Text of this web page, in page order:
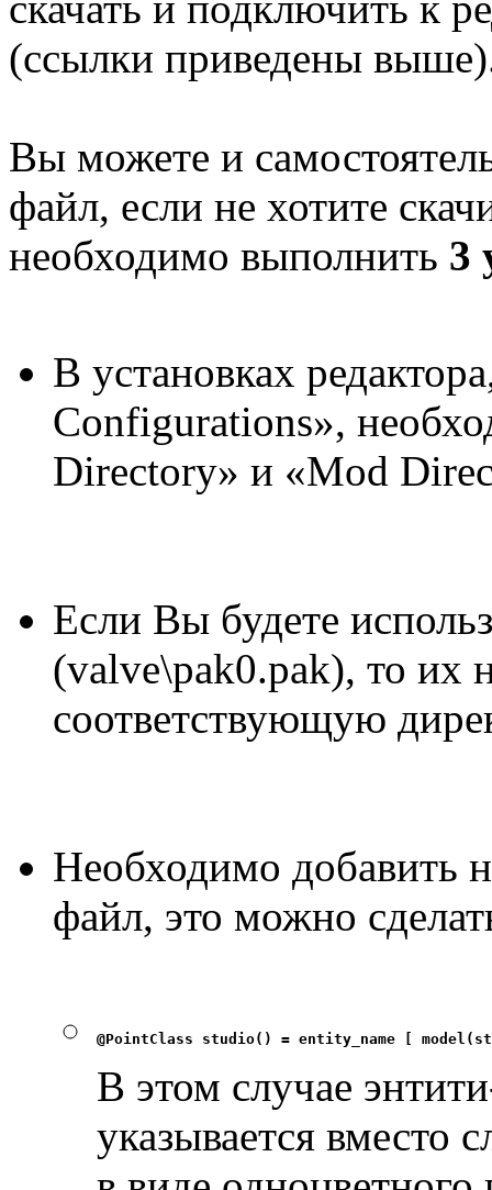
(ссылки приведены
Вы можете и
файл, если не хотите
необходимо выполнить 3
В установках
Configurations»,
Directory» и «Mod
Если Вы будете
(valve\pak0.pak), то их
соответствующую
Необходимо добавить
файл, это можно
@PointClass studio() = entity_name [
В этом случае
указывается вместо